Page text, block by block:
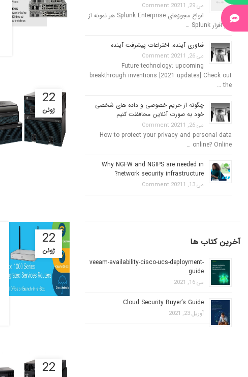
22
ژوئن
22
ژوئن
22
می 29, 2021 1 Comment
انواع مجوزهای Splunk Enterprise هر نمونه از
نرم افزار Splunk …
فناوری آینده: اختراعات پیشرفت آینده
می 26, 2021 1 Comment
Future technology: upcoming
breakthrough inventions [2021 updates] Check out
the …
چگونه از حریم خصوصی و داده های شخصی
خود به صورت آنلاین محافظت کنیم
می 26, 2021 1 Comment
How to protect your privacy and personal data
online? Online …
Why NGFW and NGIPS are needed in
network security infrastructure?
می 13, 2021 1 Comment
آخرین کتاب ها
veeam-availability-cisco-ucs-deployment-
guide
می 16, 2021
Cloud Security Buyer’s Guide
آوریل 23, 2021